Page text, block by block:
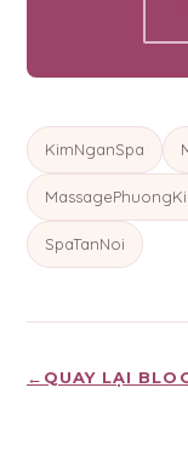
KimNganSpa
SpaTanNoi
← QUAY LẠI